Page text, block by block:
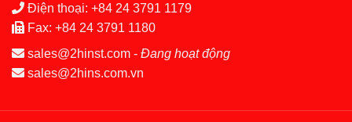
Điện thoại: +84 24 3791 1179
Fax: +84 24 3791 1180
sales@2hinst.com - Đang hoạt động
sales@2hins.com.vn